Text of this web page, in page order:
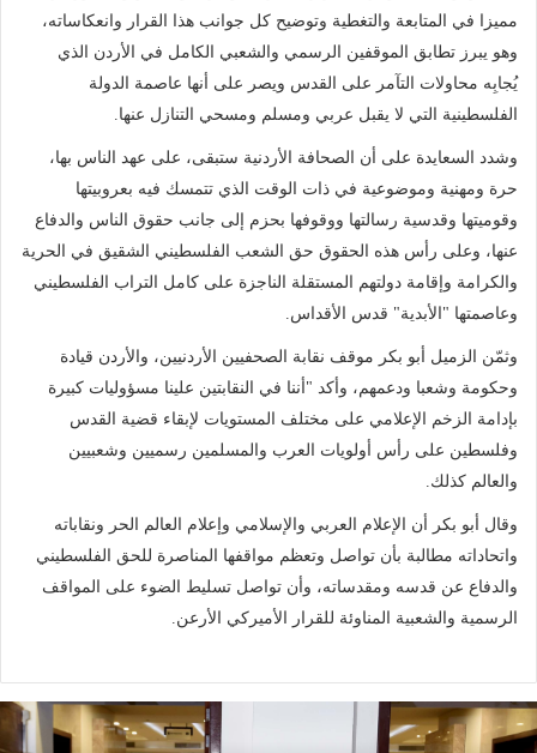
مميزا في المتابعة والتغطية وتوضيح كل جوانب هذا القرار وانعكاساته،
وهو يبرز تطابق الموقفين الرسمي والشعبي الكامل في الأردن الذي
يُجابِه محاولات التآمر على القدس ويصر على أنها عاصمة الدولة
الفلسطينية التي لا يقبل عربي ومسلم ومسحي التنازل عنها.
وشدد السعايدة على أن الصحافة الأردنية ستبقى، على عهد الناس بها،
حرة ومهنية وموضوعية في ذات الوقت الذي تتمسك فيه بعروبيتها
وقوميتها وقدسية رسالتها ووقوفها بحزم إلى جانب حقوق الناس والدفاع
عنها، وعلى رأس هذه الحقوق حق الشعب الفلسطيني الشقيق في الحرية
والكرامة وإقامة دولتهم المستقلة الناجزة على كامل التراب الفلسطيني
وعاصمتها "الأبدية" قدس الأقداس.
وثمّن الزميل أبو بكر موقف نقابة الصحفيين الأردنيين، والأردن قيادة
وحكومة وشعبا ودعمهم، وأكد "أننا في النقابتين علينا مسؤوليات كبيرة
بإدامة الزخم الإعلامي على مختلف المستويات لإبقاء قضية القدس
وفلسطين على رأس أولويات العرب والمسلمين رسميين وشعبيين
والعالم كذلك.
وقال أبو بكر أن الإعلام العربي والإسلامي وإعلام العالم الحر ونقاباته
واتحاداته مطالبة بأن تواصل وتعظم مواقفها المناصرة للحق الفلسطيني
والدفاع عن قدسه ومقدساته، وأن تواصل تسليط الضوء على المواقف
الرسمية والشعبية المناوئة للقرار الأميركي الأرعن.